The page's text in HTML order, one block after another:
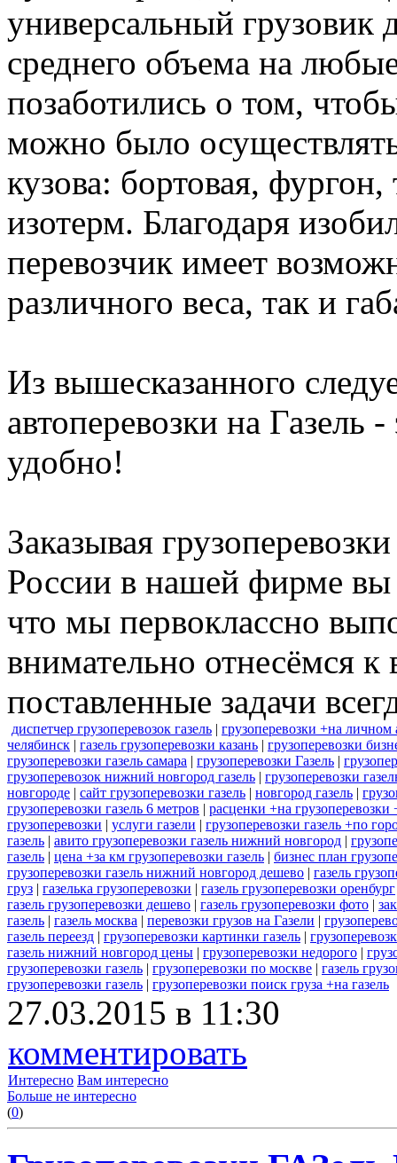
универсальный грузовик
среднего объема на
позаботились о том,
можно было
кузова: бортовая,
изотерм. Благодаря
перевозчик имеет
различного веса, так и
Из вышесказанного
автоперевозки на Газель
удобно!
Заказывая
России в нашей фирме
что мы первоклассно
внимательно отнесёмся
поставленные задачи
диспетчер грузоперевозок газель | грузоперевозки +на личном
челябинск | газель грузоперевозки казань | грузоперевозки
грузоперевозки газель самара | грузоперевозки Газель |
грузоперевозок нижний новгород газель | грузоперевозки
новгороде | сайт грузоперевозки газель | новгород газель |
грузоперевозки газель 6 метров | расценки +на грузоперевозки
грузоперевозки | услуги газели | грузоперевозки газель +по
газель | авито грузоперевозки газель нижний новгород |
газель | цена +за км грузоперевозки газель | бизнес план
грузоперевозки газель нижний новгород дешево | газель
груз | газелька грузоперевозки | газель грузоперевозки оренбург
газель грузоперевозки дешево | газель грузоперевозки фото |
газель | газель москва | перевозки грузов на Газели |
газель переезд | грузоперевозки картинки газель |
газель нижний новгород цены | грузоперевозки недорого |
грузоперевозки газель | грузоперевозки по москве | газель
грузоперевозки газель | грузоперевозки поиск груза +на газель
27.03.2015 в 11:30
комментировать
Интересно Вам интересно
Больше не интересно
(0)